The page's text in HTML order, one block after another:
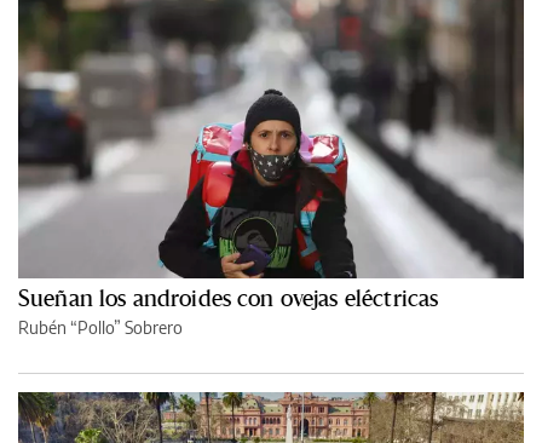
Sueñan los androides con ovejas eléctricas
Rubén “Pollo” Sobrero